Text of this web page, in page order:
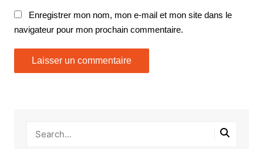
Enregistrer mon nom, mon e-mail et mon site dans le
navigateur pour mon prochain commentaire.